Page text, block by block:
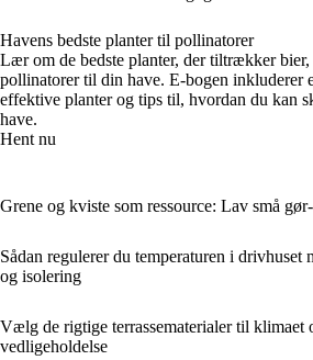
Havens bedste planter til pollinatorer
Lær om de bedste planter, der tiltrækker
pollinatorer til din have. E-bogen inkluderer
effektive planter og tips til, hvordan du kan
have.
Hent nu
Grene og kviste som ressource: Lav små
Sådan regulerer du temperaturen i drivhuset
og isolering
Vælg de rigtige terrassematerialer til klimaet
vedligeholdelse